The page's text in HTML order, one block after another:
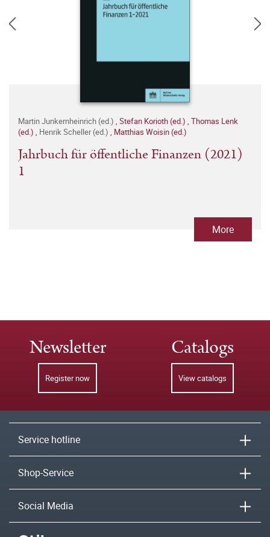
Martin Junkernheinrich (ed.) , Stefan Korioth (ed.) , Thomas Lenk
(ed.) , Henrik Scheller (ed.) , Matthias Woisin (ed.)
Jahrbuch für öffentliche Finanzen (2021)
1
More
Newsletter
Register now
Catalogs
View catalogs
Service hotline
Shop-Service
Social Media